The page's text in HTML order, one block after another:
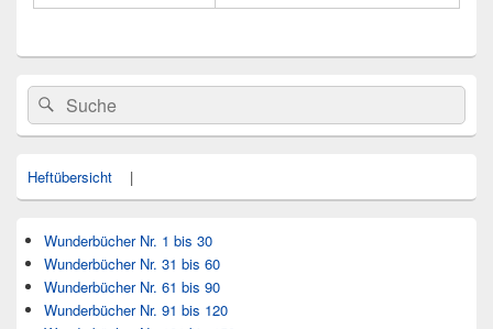
Primärer
Seitenleisten
Widget-
Bereich
Search
for:
Suche
Heftübersicht |
Wunderbücher Nr. 1 bis 30
Wunderbücher Nr. 31 bis 60
Wunderbücher Nr. 61 bis 90
Wunderbücher Nr. 91 bis 120